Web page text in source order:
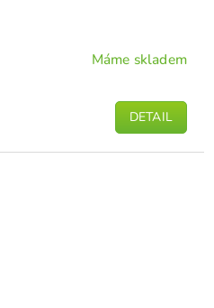
Máme skladem
DETAIL